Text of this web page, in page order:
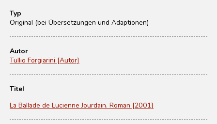
Typ
Original (bei Übersetzungen und Adaptionen)
Autor
Tullio Forgiarini [Autor]
Titel
La Ballade de Lucienne Jourdain. Roman [2001]